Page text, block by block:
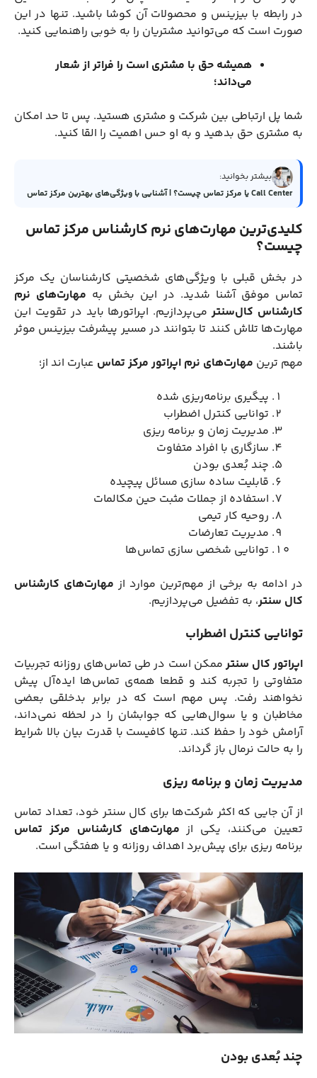
در رابطه با بیزینس و محصولات آن کوشا باشید. تنها در این
صورت است که می‌توانید مشتریان را به خوبی راهنمایی کنید.
همیشه حق با مشتری است را فراتر از شعار
می‌داند؛
شما پل ارتباطی بین شرکت و مشتری هستید. پس تا حد امکان
به مشتری حق بدهید و به او حس اهمیت را القا کنید.
بیشتر بخوانید:
Call Center یا مرکز تماس چیست؟ | آشنایی با ویژگی‌های بهترین مرکز تماس
کلیدی‌ترین مهارت‌های نرم کارشناس مرکز تماس
چیست؟
در بخش قبلی با ویژگی‌های شخصیتی کارشناسان یک مرکز
تماس موفق آشنا شدید. در این بخش به مهارت‌های نرم
کارشناس کال‌سنترمی‌پردازیم. اپراتورها باید در تقویت این
مهارت‌ها تلاش کنند تا بتوانند در مسیر پیشرفت بیزینس موثر
باشند.
مهم ترین مهارت‌های نرم اپراتور مرکز تماس عبارت اند از؛
پیگیری برنامه‌ریزی شده
توانایی کنترل اضطراب
مدیریت زمان و برنامه ریزی
سازگاری با افراد متفاوت
چند بُعدی بودن
قابلیت ساده سازی مسائل پیچیده
استفاده از جملات مثبت حین مکالمات
روحیه کار تیمی
مدیریت تعارضات
توانایی شخصی سازی تماس‌ها
در ادامه به برخی از مهم‌ترین موارد از مهارت‌های کارشناس
کال سنتر، به تفضیل می‌پردازیم.
توانایی کنترل اضطراب
اپراتور کال سنترممکن است در طی تماس‌های روزانه تجربیات
متفاوتی را تجربه کند و قطعا همه‌ی تماس‌ها ایده‌آل پیش
نخواهند رفت. پس مهم است که در برابر بدخلقی بعضی
مخاطبان و یا سوال‌هایی که جوابشان را در لحظه نمی‌داند،
آرامش خود را حفظ کند. تنها کافیست با قدرت بیان بالا شرایط
را به حالت نرمال باز گرداند.
مدیریت زمان و برنامه ریزی
از آن جایی که اکثر شرکت‌ها برای کال سنتر خود، تعداد تماس
تعیین می‌کنند، یکی از مهارت‌های کارشناس مرکز تماس
برنامه ریزی برای پیش‌برد اهداف روزانه و یا هفتگی است.
چند بُعدی بودن